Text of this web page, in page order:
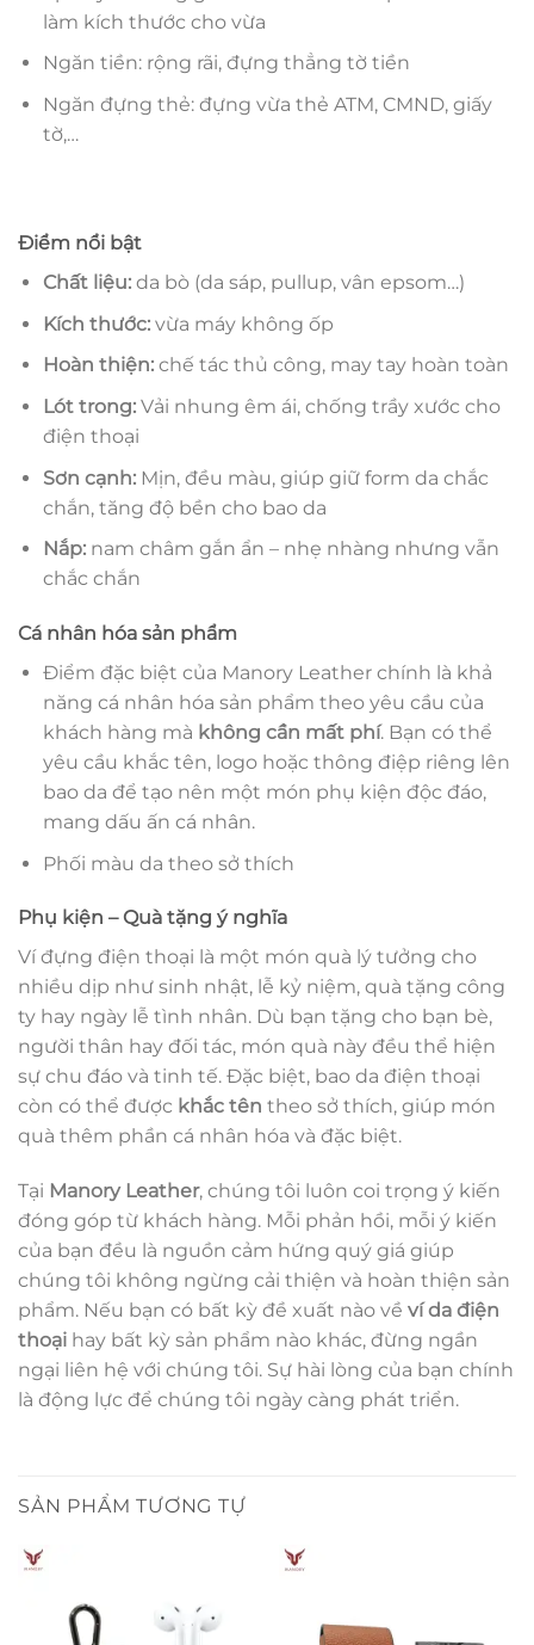
làm kích thước cho vừa
Ngăn tiền: rộng rãi, đựng thẳng tờ tiền
Ngăn đựng thẻ: đựng vừa thẻ ATM, CMND, giấy
tờ,…
Điểm nổi bật
Chất liệu: da bò (da sáp, pullup, vân epsom…)
Kích thước: vừa máy không ốp
Hoàn thiện: chế tác thủ công, may tay hoàn toàn
Lót trong: Vải nhung êm ái, chống trầy xước cho
điện thoại
Sơn cạnh: Mịn, đều màu, giúp giữ form da chắc
chắn, tăng độ bền cho bao da
Nắp: nam châm gắn ẩn – nhẹ nhàng nhưng vẫn
chắc chắn
Cá nhân hóa sản phẩm
Điểm đặc biệt của Manory Leather chính là khả
năng cá nhân hóa sản phẩm theo yêu cầu của
khách hàng mà không cần mất phí. Bạn có thể
yêu cầu khắc tên, logo hoặc thông điệp riêng lên
bao da để tạo nên một món phụ kiện độc đáo,
mang dấu ấn cá nhân.
Phối màu da theo sở thích
Phụ kiện – Quà tặng ý nghĩa
Ví đựng điện thoại là một món quà lý tưởng cho
nhiều dịp như sinh nhật, lễ kỷ niệm, quà tặng công
ty hay ngày lễ tình nhân. Dù bạn tặng cho bạn bè,
người thân hay đối tác, món quà này đều thể hiện
sự chu đáo và tinh tế. Đặc biệt, bao da điện thoại
còn có thể được khắc tên theo sở thích, giúp món
quà thêm phần cá nhân hóa và đặc biệt.
Tại Manory Leather, chúng tôi luôn coi trọng ý kiến
đóng góp từ khách hàng. Mỗi phản hồi, mỗi ý kiến
của bạn đều là nguồn cảm hứng quý giá giúp
chúng tôi không ngừng cải thiện và hoàn thiện sản
phẩm. Nếu bạn có bất kỳ đề xuất nào về ví da điện
thoại hay bất kỳ sản phẩm nào khác, đừng ngần
ngại liên hệ với chúng tôi. Sự hài lòng của bạn chính
là động lực để chúng tôi ngày càng phát triển.
SẢN PHẨM TƯƠNG TỰ